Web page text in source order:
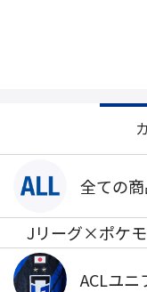
全ての
Jリーグ×ポケ
ACLユニ